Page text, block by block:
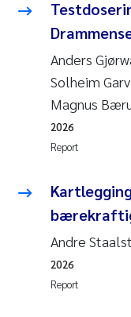
Roar
Prem
Erling
Susan
Froukje
Elianne
Anders
Solheim
Magnus
Report
2026
Andre
Report
2026